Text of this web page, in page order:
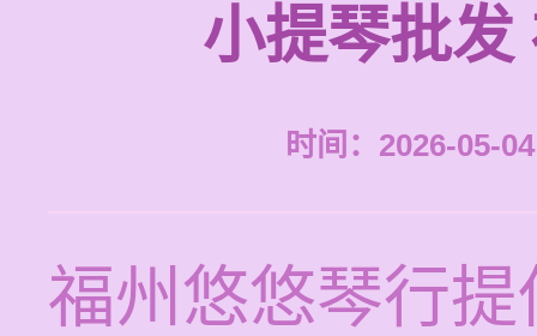
小提琴批发
时间：2026-05-
福州悠悠琴行